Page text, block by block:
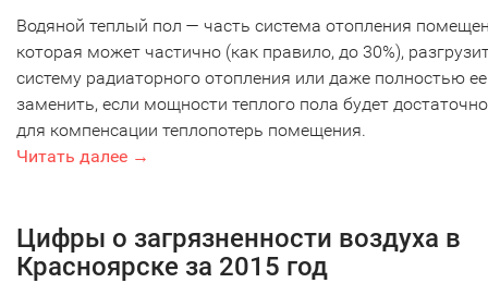
Водяной теплый пол — часть система отопления
которая может частично (как правило, до 30%),
систему радиаторного отопления или даже полностью ее
заменить, если мощности теплого пола будет достаточно
для компенсации теплопотерь помещения.
Читать далее →
Цифры о загрязненности воздуха в
Красноярске за 2015 год